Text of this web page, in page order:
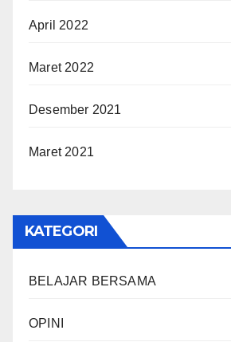
April 2022
Maret 2022
Desember 2021
Maret 2021
KATEGORI
BELAJAR BERSAMA
OPINI